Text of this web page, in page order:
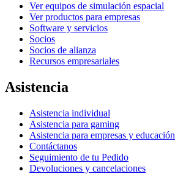
Ver equipos de simulación espacial
Ver productos para empresas
Software y servicios
Socios
Socios de alianza
Recursos empresariales
Asistencia
Asistencia individual
Asistencia para gaming
Asistencia para empresas y educación
Contáctanos
Seguimiento de tu Pedido
Devoluciones y cancelaciones